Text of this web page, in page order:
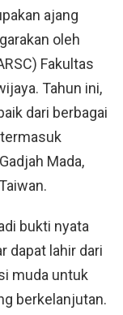
ajang
oleh
Fakultas
Tahun ini,
dari berbagai
Mada,
bukti nyata
dapat lahir dari
muda untuk
berkelanjutan.